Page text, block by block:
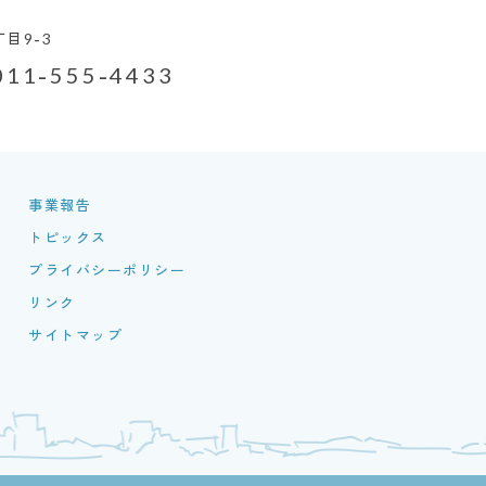
目9-3
555-4433
事業報告
トピックス
プライバシーポリシー
リンク
サイトマップ